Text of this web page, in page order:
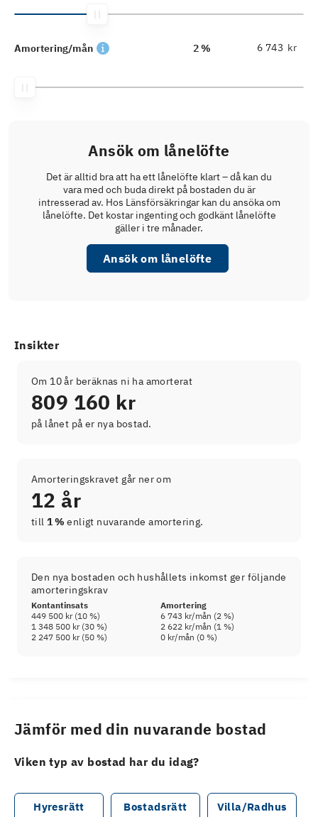
Amortering/mån 2 % kr
Ansök om lånelöfte
Det är alltid bra att ha ett lånelöfte klart – då kan du
vara med och buda direkt på bostaden du är
intresserad av. Hos Länsförsäkringar kan du ansöka om
lånelöfte. Det kostar ingenting och godkänt lånelöfte
gäller i tre månader.
Ansök om lånelöfte
Insikter
Om 10 år beräknas ni ha amorterat
809 160 kr
på lånet på er nya bostad.
Amorteringskravet går ner om
12 år
till 1 % enligt nuvarande amortering.
Den nya bostaden och hushållets inkomst ger följande
amorteringskrav
Kontantinsats
Amortering
449 500 kr(10 %) 6 743 kr/mån (2 %)
1 348 500 kr(30 %) 2 622 kr/mån (1 %)
2 247 500 kr(50 %) 0 kr/mån (0 %)
Jämför med din nuvarande bostad
Viken typ av bostad har du idag?
Hyresrätt Bostadsrätt Villa/Radhus